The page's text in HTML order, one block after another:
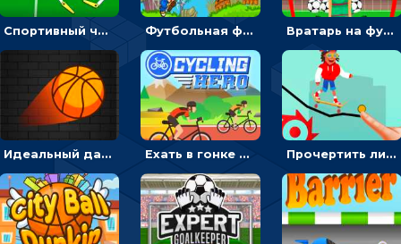
Спортивный чемпионат по пейнтболу: ударять по ракеткам, чтобы забивать футбольный мяч в ворота Футбольная ферма: бей по мячу, чтобы забивать в ворота и ловить звезды Вратарь на футбольном поле: тапай, чтобы отбивать мячи в воротах ногами и руками - спортивные
Идеальный данк: направлять пунктир в корзину и попадать мячом Ехать в гонке на велосипедах через трамплины к финишу на скорость - спортивные Прочертить линию, чтобы проехать на скейте, через преграды к финишу - для мальчиков